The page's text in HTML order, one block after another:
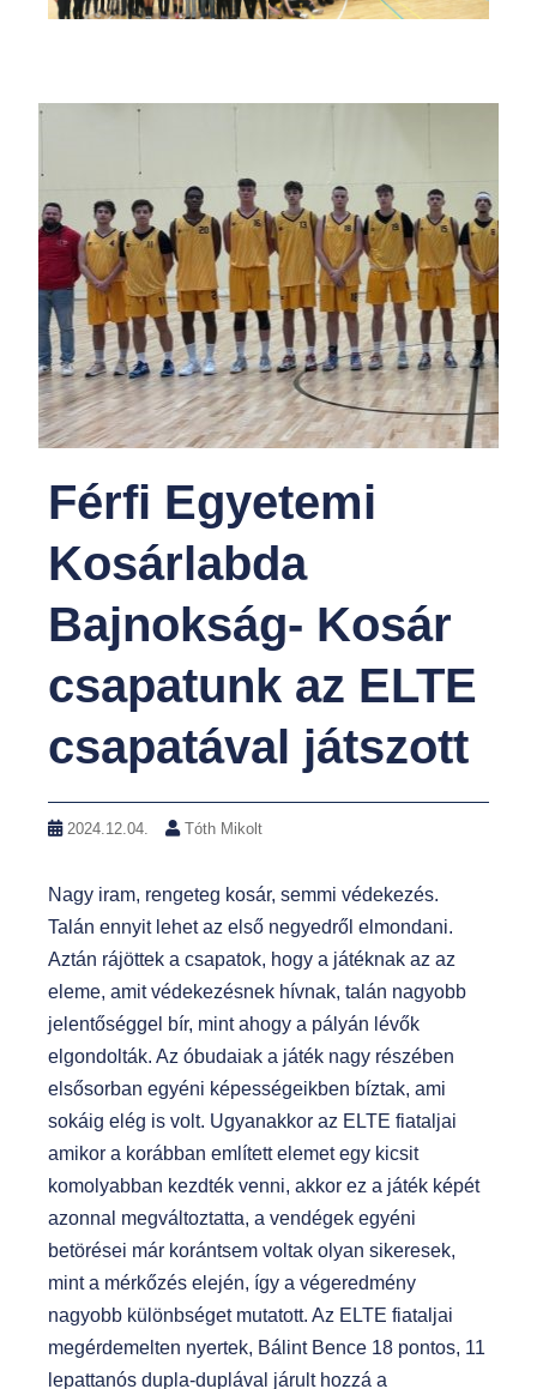
Férfi Egyetemi
Kosárlabda
Bajnokság- Kosár
csapatunk az ELTE
csapatával játszott
2024.12.04. Tóth Mikolt
Nagy iram, rengeteg kosár, semmi védekezés.
Talán ennyit lehet az első negyedről elmondani.
Aztán rájöttek a csapatok, hogy a játéknak az az
eleme, amit védekezésnek hívnak, talán nagyobb
jelentőséggel bír, mint ahogy a pályán lévők
elgondolták. Az óbudaiak a játék nagy részében
elsősorban egyéni képességeikben bíztak, ami
sokáig elég is volt. Ugyanakkor az ELTE fiataljai
amikor a korábban említett elemet egy kicsit
komolyabban kezdték venni, akkor ez a játék képét
azonnal megváltoztatta, a vendégek egyéni
betörései már korántsem voltak olyan sikeresek,
mint a mérkőzés elején, így a végeredmény
nagyobb különbséget mutatott. Az ELTE fiataljai
megérdemelten nyertek, Bálint Bence 18 pontos, 11
lepattanós dupla-duplával járult hozzá a